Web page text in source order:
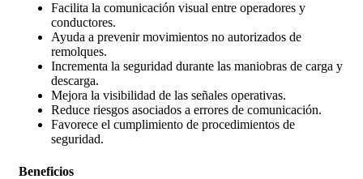
Facilita la comunicación visual entre operadores y
conductores.
Ayuda a prevenir movimientos no autorizados de
remolques.
Incrementa la seguridad durante las maniobras de carga y
descarga.
Mejora la visibilidad de las señales operativas.
Reduce riesgos asociados a errores de comunicación.
Favorece el cumplimiento de procedimientos de
seguridad.
Beneficios